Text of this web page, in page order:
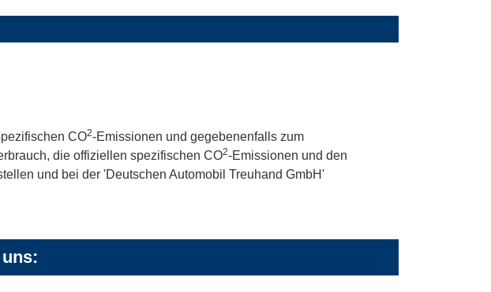
CO2-Emissionen und gegebenenfalls zum
die offiziellen spezifischen CO2-Emissionen und den
und bei der 'Deutschen Automobil Treuhand GmbH'